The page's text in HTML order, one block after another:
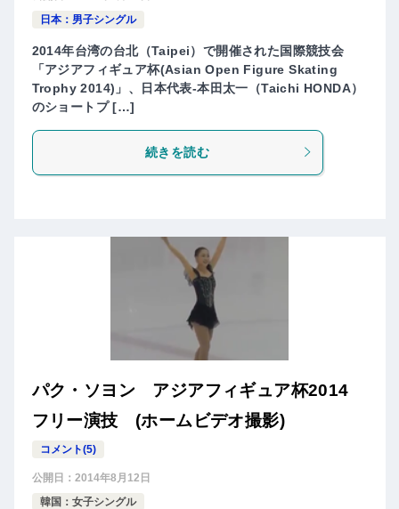
日本：男子シングル
2014年台湾の台北（Taipei）で開催された国際競技会
「アジアフィギュア杯(Asian Open Figure Skating
Trophy 2014)」、日本代表-本田太一（Taichi HONDA）
のショートプ […]
続きを読む
パク・ソヨン アジアフィギュア杯2014
フリー演技 (ホームビデオ撮影)
コメント(5)
公開日： 2014年8月12日
韓国：女子シングル